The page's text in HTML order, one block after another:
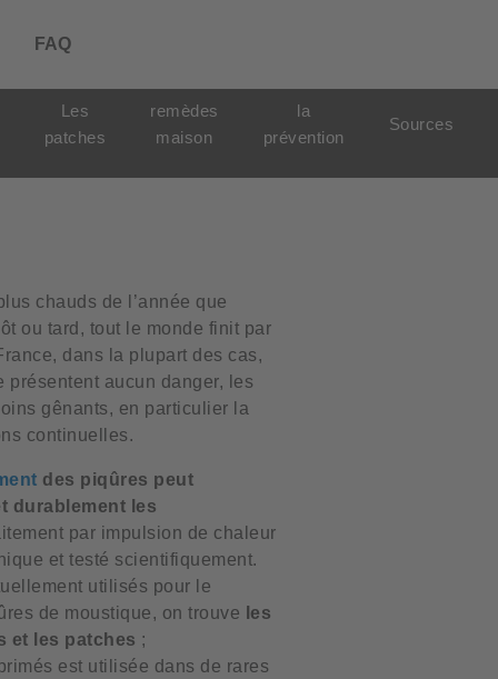
FAQ
Les
patches
remèdes
maison
la
prévention
Sources
chauds de l’année que
ou tard, tout le monde finit par
dans la plupart des cas,
présentent aucun danger, les
gênants, en particulier la
continuelles.
des piqûres peut
durablement les
par impulsion de chaleur
et testé scientifiquement.
utilisés pour le
de moustique, on trouve
les
et les patches ;
est utilisée dans de rares